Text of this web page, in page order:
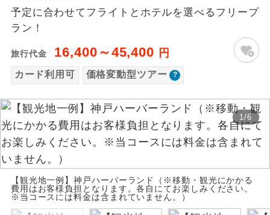
予定に合わせてフライトとホテルを選べるフリープ
ラン！
旅行代金 16,400～45,400 円
カード利用可 価格変動型ツアー
1/6
【観光地一例】神戸ハーバーランド（※移動・観光にかかる
費用はお客様負担となります。各自にてお楽しみください。
※当コースには料金は含まれていません。）
新コース
世界遺産
ユネスコに登録されている文化遺産や自
然遺産を訪ねるコースです。
絶景スポットに立ち寄るコースです。
温泉 温泉地にも宿泊するコースです。
露天風呂
大浴場 ご宿泊ホテルに大浴場が付いています。
以下の注意事項をあらかじめご了承いただき
ますようお願いいたします。
お支払いについて
お支払いは、クレジットカード決済のみとな
ります。
お申し込みの最後にクレジットカード決済を
していただき、決済手続き完了をもちまし
て、ご旅行の契約が成立となります。
ご予約方法について
ウェブ限定コースとなりますので、コールセ